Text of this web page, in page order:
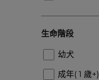
生命階段
幼犬
成年( 1 歲+)